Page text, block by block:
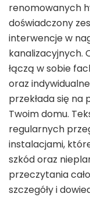
renomowanych
doświadczony
interwencje w
kanalizacyjnych.
łączą w sobie
oraz
przekłada się na
Twoim domu.
regularnych
instalacjami,
szkód oraz
przeczytania
szczegóły i